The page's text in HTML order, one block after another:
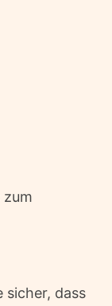
zum
sicher, dass